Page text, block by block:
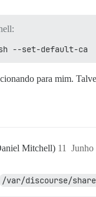
--set-default-
para mim.
Mitchell) 11
/var/discourse/